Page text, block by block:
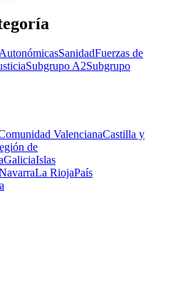
SanidadFuerzas de
Subgrupo A2Subgrupo
ValencianaCastilla y
de
GaliciaIslas
La RiojaPaís